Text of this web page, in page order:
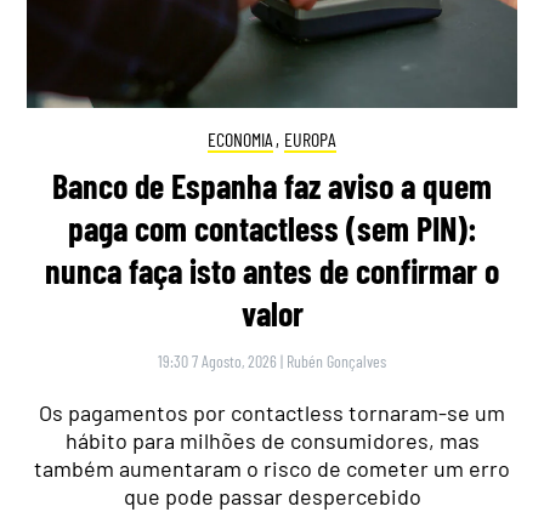
ECONOMIA , EUROPA
Banco de Espanha faz aviso a quem
paga com contactless (sem PIN):
nunca faça isto antes de confirmar o
valor
19:30 7 Agosto, 2026 | Rubén Gonçalves
Os pagamentos por contactless tornaram-se um
hábito para milhões de consumidores, mas
também aumentaram o risco de cometer um erro
que pode passar despercebido